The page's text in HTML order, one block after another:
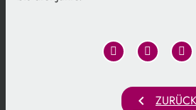
chevron_left ZURÜCK